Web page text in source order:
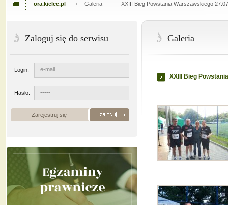
ora.kielce.pl Galeria XXIII Bieg Powstania Warszawskiego
Galeria
XXIII Bieg
Zaloguj się do serwisu
Login:
Hasło:
Zarejestruj się